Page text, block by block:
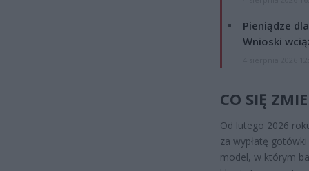
Pieniądze
Wnioski
CO SIĘ
Od lutego 2026
za wypłatę
model, w którym